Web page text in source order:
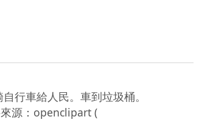
行車給人民。車到垃圾桶。
源：openclipart (